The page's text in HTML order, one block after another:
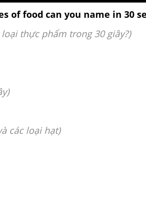
of food can you name in 30
thực phẩm trong 30 giây?)
các loại hạt)